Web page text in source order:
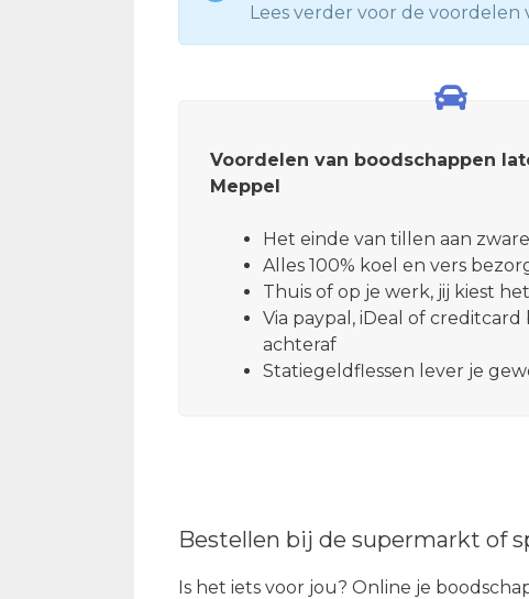
Lees verder voor de
Voordelen van boodschappen
Meppel
Het einde van tillen aan
Alles 100% koel en vers
Thuis of op je werk, jij kiest
Via paypal, iDeal of creditcard
achteraf
Statiegeldflessen lever je
Bestellen bij de supermarkt of
Is het iets voor jou? Online je